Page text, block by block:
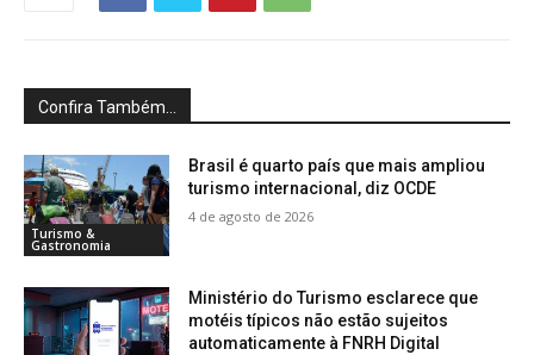
Confira Também...
Turismo &
Gastronomia
Brasil é quarto país que mais ampliou
turismo internacional, diz OCDE
4 de agosto de 2026
Ministério do Turismo esclarece que
motéis típicos não estão sujeitos
automaticamente à FNRH Digital